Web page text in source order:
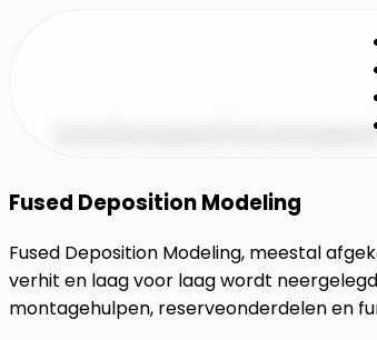
/
Fused Deposition Modeling
Fused Deposition Modeling, meestal
verhit en laag voor laag wordt
montagehulpen, reserveonderdelen en